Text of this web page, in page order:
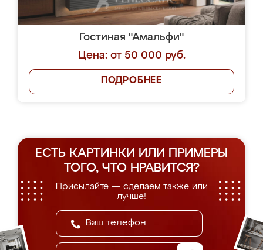
Гостиная "Амальфи"
Цена: от 50 000 руб.
ПОДРОБНЕЕ
ЕСТЬ КАРТИНКИ ИЛИ ПРИМЕРЫ
ТОГО, ЧТО НРАВИТСЯ?
Присылайте — сделаем также или
лучше!